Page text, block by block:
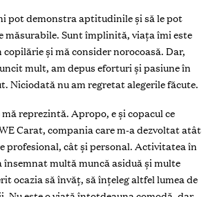
pot demonstra aptitudinile și să le pot
măsurabile. Sunt împlinită, viața îmi este
și mă consider norocoasă. Dar,
mult, am depus eforturi și pasiune în
Niciodată nu am regretat alegerile făcute.
mă reprezintă. Apropo, e și copacul ce
Carat, compania care m-a dezvoltat atât
profesional, cât și personal. Activitatea în
însemnat multă muncă asiduă și multe
ocazia să învăț, să înțeleg altfel lumea de